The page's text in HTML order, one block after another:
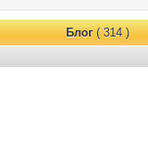
Блог( 314 )